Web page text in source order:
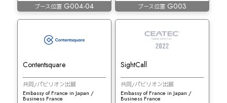
ブース位置 G004-04
ブース位置G003
Contentsquare
共同/パビリオン出展
Embassy of France in Japan /
Business France
SightCall
共同/パビリオン出展
Embassy of France in Japan /
Business France